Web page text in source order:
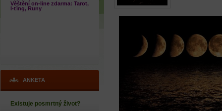
Věštění on-line zdarma: Tarot,
I-ťing, Runy
ANKETA
Existuje posmrtný život?